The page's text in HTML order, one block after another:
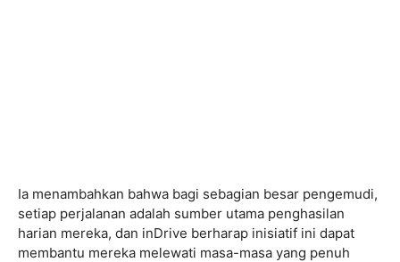
Ia menambahkan bahwa bagi sebagian besar pengemudi,
setiap perjalanan adalah sumber utama penghasilan
harian mereka, dan inDrive berharap inisiatif ini dapat
membantu mereka melewati masa-masa yang penuh